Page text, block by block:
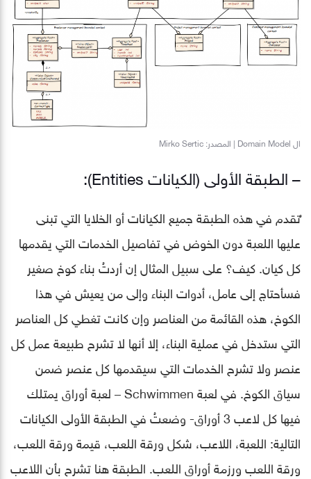
ال Domain Model | المصدر: Mirko Sertic
– الطبقة الأولى (الكيانات Entities):
ُتقدم في هذه الطبقة جميع الكيانات أو الخلايا التي تبنى
عليها اللعبة دون الخوض في تفاصيل الخدمات التي يقدمها
كل كيان. كيف؟ على سبيل المثال إن أردتُ بناء كوخ صغير
فسأحتاج إلى عامل، أدوات البناء وإلى من يعيش في هذا
الكوخ، هذه القائمة من العناصر وإن كانت تغطي كل العناصر
التي ستدخل في عملية البناء، إلا أنها لا تشرح طبيعة عمل كل
عنصر ولا تشرح الخدمات التي سيقدمها كل عنصر ضمن
سياق الكوخ. في لعبة Schwimmen – لعبة أوراق يمتلك
فيها كل لاعب 3 أوراق- وضعتُ في الطبقة الأولى الكيانات
التالية: اللعبة، اللاعب، شكل ورقة اللعب، قيمة ورقة اللعب،
ورقة اللعب ورزمة أوراق اللعب. الطبقة هنا تشرح بأن اللاعب